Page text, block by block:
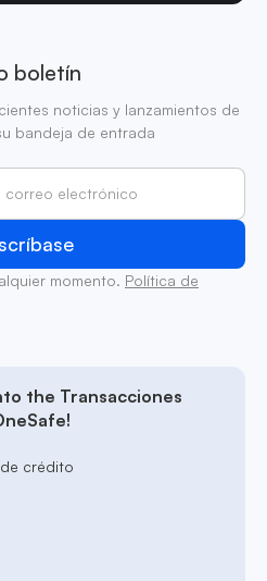
boletín
noticias y lanzamientos de
bandeja de entrada
momento. Política de
the Transacciones
crédito